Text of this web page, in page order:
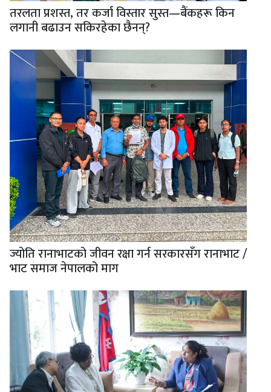
तरलता प्रशस्त, तर कर्जा विस्तार सुस्त—बैंकहरू किन
लगानी बढाउन सकिरहेका छैनन्?
ज्योति रानाभाटको जीवन रक्षा गर्न सरकारसँग रानाभाट /
भाट समाज नेपालको माग